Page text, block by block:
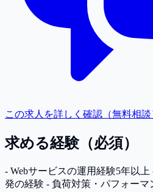
この求人を詳しく確認（無料相談
求める経験（必須）
- Webサービスの運用経験5年以
発の経験 - 負荷対策・パフォー